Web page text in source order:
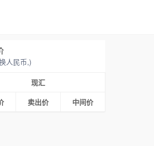
人民币,)
现汇
卖出价 中间价